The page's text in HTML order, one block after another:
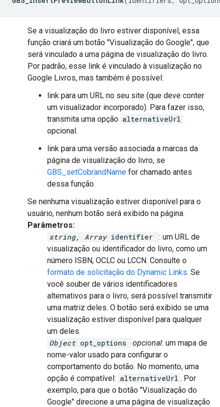
Se a visualização do livro estiver disponível, essa
função criará um botão "Visualização do Google", que
será vinculado a uma página de visualização do livro.
Por padrão, esse link é vinculado à visualização no
Google Livros, mas também é possível:
link para um URL no seu site (que deve conter
um visualizador incorporado). Para fazer isso,
transmita uma opção alternativeUrl
opcional.
link para uma versão associada a marcas da
página de visualização do livro, se
GBS_setCobrandName for chamado antes
dessa função.
Se nenhuma visualização estiver disponível para o
usuário, nenhum botão será exibido na página.
Parâmetros:
string, Arrayidentifier
: um URL de
visualização ou identificador do livro, como um
número ISBN, OCLC ou LCCN. Consulte o
formato de solicitação do Dynamic Links. Se
você souber de vários identificadores
alternativos para o livro, será possível transmitir
uma matriz deles. O botão será exibido se uma
visualização estiver disponível para qualquer
um deles.
Object opt_options opcional: um mapa de
nome-valor usado para configurar o
comportamento do botão. No momento, uma
opção é compatível: alternativeUrl . Por
exemplo, para que o botão "Visualização do
Google" direcione a uma página de visualização